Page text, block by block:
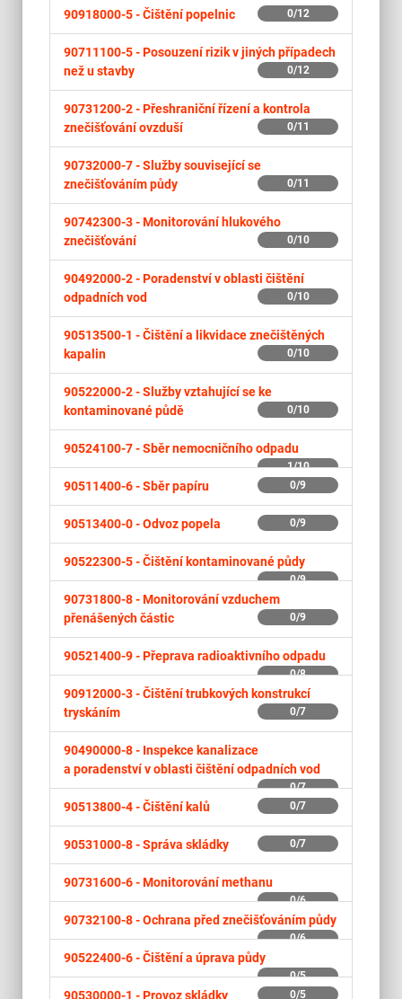
90918000-5 -Čištění popelnic 0/12
90711100-5 -Posouzení rizik v jiných případech
než u stavby
0/12
90731200-2 -Přeshraniční řízení a kontrola
znečišťování ovzduší
0/11
90732000-7 -Služby související se
znečišťováním půdy
0/11
90742300-3 -Monitorování hlukového
znečišťování
0/10
90492000-2 -Poradenství v oblasti čištění
odpadních vod
0/10
90513500-1 -Čištění a likvidace znečištěných
kapalin
0/10
90522000-2 -Služby vztahující se ke
kontaminované půdě
0/10
90524100-7 -Sběr nemocničního odpadu
1/10
90511400-6 -Sběr papíru 0/9
90513400-0 -Odvoz popela 0/9
90522300-5 -Čištění kontaminované půdy
0/9
90731800-8 -Monitorování vzduchem
přenášených částic
0/9
90521400-9 -Přeprava radioaktivního odpadu
0/8
90912000-3 -Čištění trubkových konstrukcí
tryskáním
0/7
90490000-8 - Inspekce kanalizace
a poradenství v oblasti čištění odpadních vod
0/7
90513800-4 -Čištění kalů 0/7
90531000-8 -Správa skládky 0/7
90731600-6 -Monitorování methanu
0/6
90732100-8 -Ochrana před znečišťováním půdy
0/6
90522400-6 -Čištění a úprava půdy
0/5
90530000-1 -Provoz skládky 0/5